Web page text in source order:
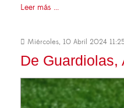
Leer más ...
Miércoles, 10 Abril 2024
De Guardiolas,